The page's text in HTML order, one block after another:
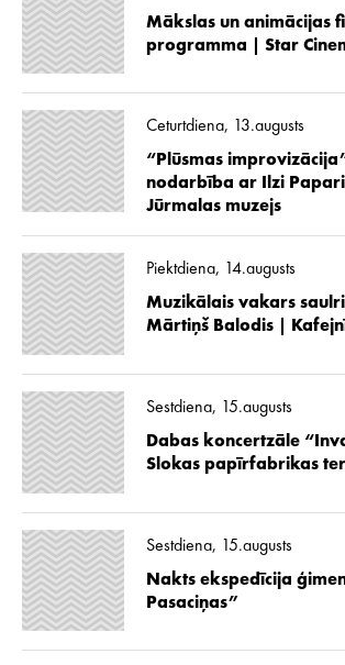
Mākslas un animācijas
programma | Star
Ceturtdiena, 13.augusts
“Plūsmas
nodarbība ar Ilzi
Jūrmalas muzejs
Piektdiena, 14.augusts
Muzikālais vakars
Mārtiņš Balodis |
Sestdiena, 15.augusts
Dabas koncertzāle
Slokas papīrfabrikas
Sestdiena, 15.augusts
Nakts ekspedīcija
Pasaciņas”